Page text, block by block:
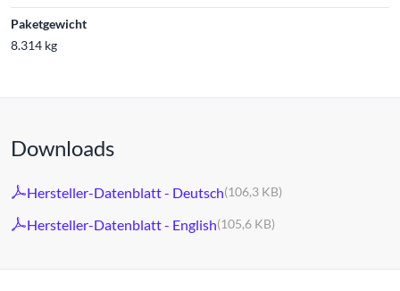
Paketgewicht
8.314 kg
Downloads
Hersteller-Datenblatt - Deutsch(106,3 KB)
Hersteller-Datenblatt - English(105,6 KB)